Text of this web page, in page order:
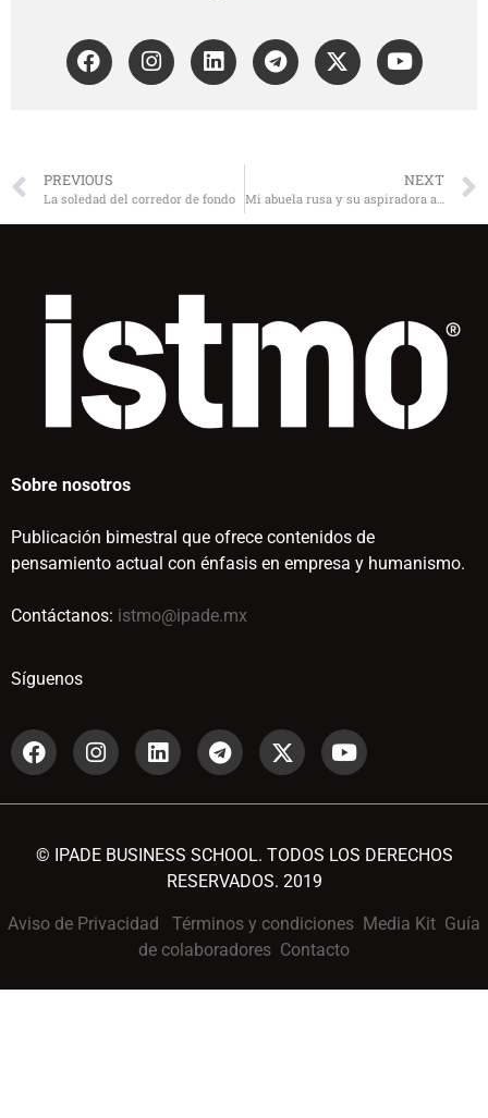
PREVIOUS
La soledad del corredor de fondo
NEXT
Sobre nosotros
Publicación bimestral que ofrece contenidos de
pensamiento actual con énfasis en empresa y humanismo.
Contáctanos: istmo@ipade.mx
Síguenos
© IPADE BUSINESS SCHOOL. TODOS LOS DERECHOS
RESERVADOS. 2019
Aviso de Privacidad Términos y condiciones Media Kit Guía
de colaboradores Contacto